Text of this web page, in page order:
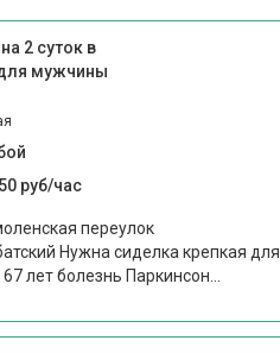
2 суток в
мужчины
руб/час
переулок
Нужна сиделка крепкая для
лет болезнь Паркинсон...